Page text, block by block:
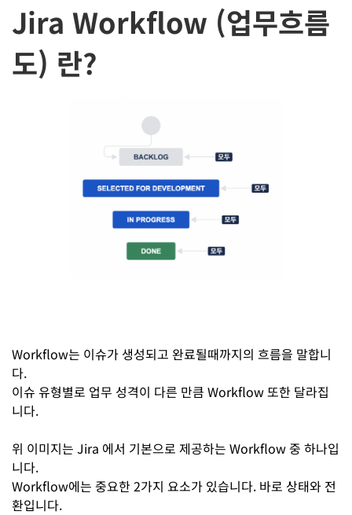
Jira Workflow (업무흐름
도) 란?
Workflow는 이슈가 생성되고 완료될때까지의 흐름을 말합니
다.
이슈 유형별로 업무 성격이 다른 만큼 Workflow 또한 달라집
니다.
위 이미지는 Jira 에서 기본으로 제공하는 Workflow 중 하나입
니다.
Workflow에는 중요한 2가지 요소가 있습니다. 바로 상태와 전
환입니다.